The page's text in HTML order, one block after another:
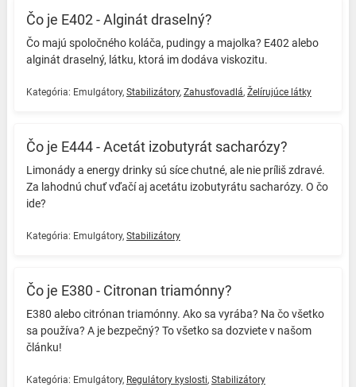
Čo je E402 - Alginát draselný?
Čo majú spoločného koláča, pudingy a majolka? E402 alebo
alginát draselný, látku, ktorá im dodáva viskozitu. ️
Kategória: Emulgátory, Stabilizátory, Zahusťovadlá, Želírujúce látky
Čo je E444 - Acetát izobutyrát sacharózy?
Limonády a energy drinky sú síce chutné, ale nie príliš zdravé.
Za lahodnú chuť vďačí aj acetátu izobutyrátu sacharózy. O čo
ide? ️
Kategória: Emulgátory, Stabilizátory
Čo je E380 - Citronan triamónny?
E380 alebo citrónan triamónny. Ako sa vyrába? Na čo všetko
sa používa? A je bezpečný? To všetko sa dozviete v našom
článku! ️
Kategória: Emulgátory, Regulátory kyslosti, Stabilizátory